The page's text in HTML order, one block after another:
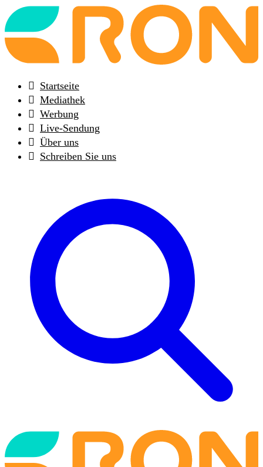
Back
to
frontpage
Startseite
Mediathek
Werbung
Live-Sendung
Über uns
Schreiben Sie uns
Back
to
frontpage